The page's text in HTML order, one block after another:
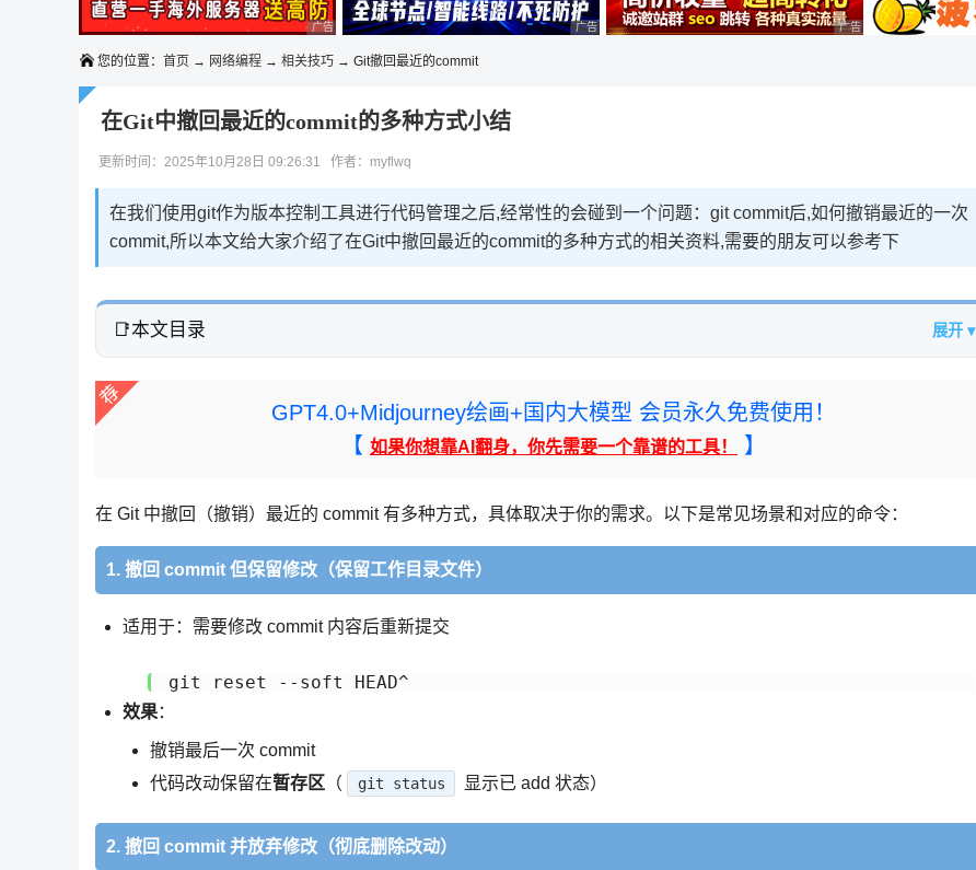
广告 商业广告，理性选择 广告 商业广告，理性选择 广告 商业广告，理性选择
您的位置： 首页 → 网络编程 → 相关技巧 → Git撤回最近的commit
在Git中撤回最近的commit的多种方式小结
更新时间：2025年10月28日 09:26:31 作者：myflwq
在我们使用git作为版本控制工具进行代码管理之后,经常性的会碰到一个问题：git commit后,如何撤销最近的一次
commit,所以本文给大家介绍了在Git中撤回最近的commit的多种方式的相关资料,需要的朋友可以参考下
本文目录 展开 ▾
GPT4.0+Midjourney绘画+国内大模型 会员永久免费使用！
【 如果你想靠AI翻身，你先需要一个靠谱的工具！ 】
在 Git 中撤回（撤销）最近的 commit 有多种方式，具体取决于你的需求。以下是常见场景和对应的命令：
1. 撤回 commit 但保留修改（保留工作目录文件）
适用于：需要修改 commit 内容后重新提交
效果：
撤销最后一次 commit
代码改动保留在暂存区 （ git status 显示已 add 状态）
2. 撤回 commit 并放弃修改（彻底删除改动）